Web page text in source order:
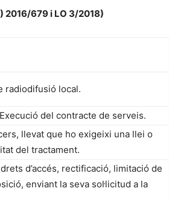
2016/679 i LO 3/2018)
radiodifusió local.
del contracte de serveis.
llevat que ho exigeixi una llei o
del tractament.
d’accés, rectificació, limitació de
enviant la seva sol·licitud a la